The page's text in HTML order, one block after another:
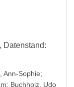
Datenstand:
Ann-Sophie;
; Buchholz, Udo